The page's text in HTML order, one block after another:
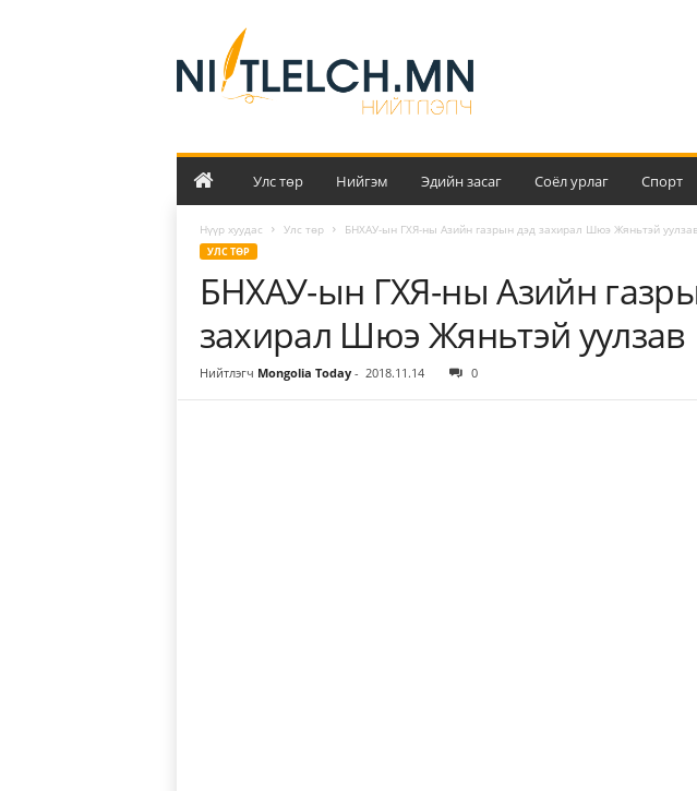
й
т
л
Улс төр Нийгэм Эдийн засаг Соёл урлаг Спорт
Нүүр хуудас Улс төр БНХАУ-ын ГХЯ-ны Азийн газрын дэд захирал Шюэ Жяньтэй уулзав
УЛС ТӨР
БНХАУ-ын ГХЯ-ны Азийн
захирал Шюэ Жяньтэй уулзав
Нийтлэгч Mongolia Today- 2018.11.14 0